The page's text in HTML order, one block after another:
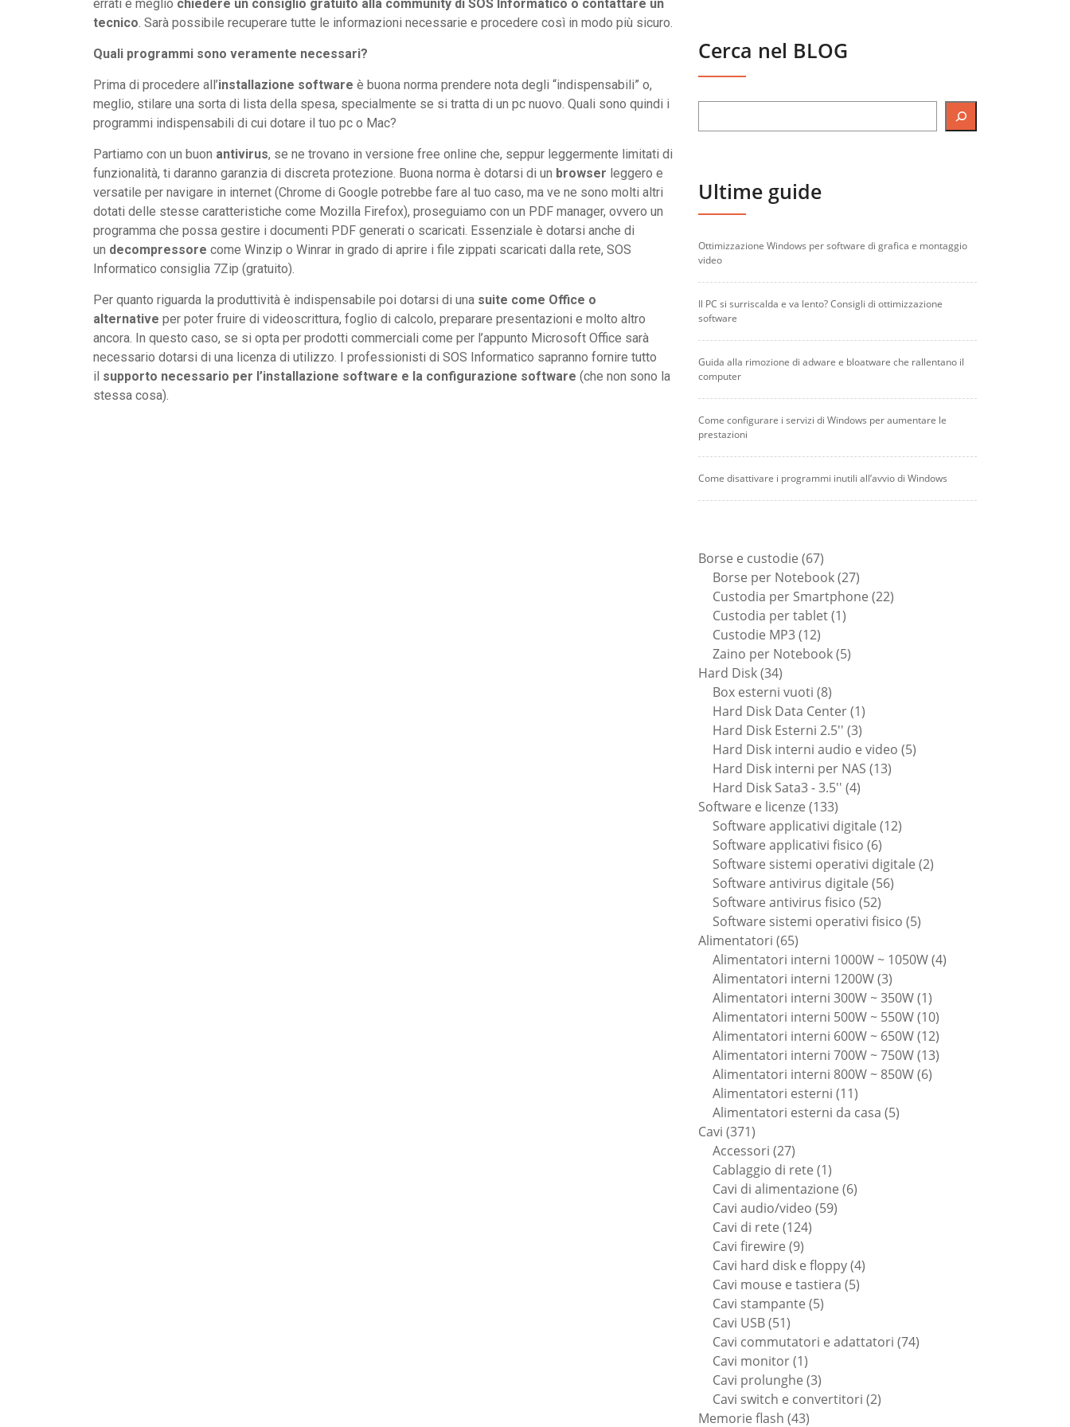
errati è meglio chiedere un consiglio gratuito alla community di SOS Informatico o contattare un
tecnico. Sarà possibile recuperare tutte le informazioni necessarie e procedere così in modo più sicuro.
Quali programmi sono veramente necessari?
Prima di procedere all’installazione software è buona norma prendere nota degli “indispensabili” o,
meglio, stilare una sorta di lista della spesa, specialmente se si tratta di un pc nuovo. Quali sono quindi i
programmi indispensabili di cui dotare il tuo pc o Mac?
Partiamo con un buon antivirus, se ne trovano in versione free online che, seppur leggermente limitati di
funzionalità, ti daranno garanzia di discreta protezione. Buona norma è dotarsi di un browser leggero e
versatile per navigare in internet (Chrome di Google potrebbe fare al tuo caso, ma ve ne sono molti altri
dotati delle stesse caratteristiche come Mozilla Firefox), proseguiamo con un PDF manager, ovvero un
programma che possa gestire i documenti PDF generati o scaricati. Essenziale è dotarsi anche di
un decompressore come Winzip o Winrar in grado di aprire i file zippati scaricati dalla rete, SOS
Informatico consiglia 7Zip (gratuito).
Per quanto riguarda la produttività è indispensabile poi dotarsi di una suite come Office o
alternative per poter fruire di videoscrittura, foglio di calcolo, preparare presentazioni e molto altro
ancora. In questo caso, se si opta per prodotti commerciali come per l’appunto Microsoft Office sarà
necessario dotarsi di una licenza di utilizzo. I professionisti di SOS Informatico sapranno fornire tutto
il supporto necessario per l’installazione software e la configurazione software (che non sono la
stessa cosa).
Cerca nel BLOG
Ultime guide
Ottimizzazione Windows per software di grafica e montaggio
video
Il PC si surriscalda e va lento? Consigli di ottimizzazione
software
Guida alla rimozione di adware e bloatware che rallentano il
computer
Come configurare i servizi di Windows per aumentare le
prestazioni
Come disattivare i programmi inutili all’avvio di Windows
Borse e custodie 6767
prodotti
Borse per Notebook 2727
prodotti
Custodia per Smartphone 2222
Custodia per tablet 11
Custodie MP3 1212
prodotti
Zaino per Notebook 55
Hard Disk 3434
prodotti
Box esterni vuoti 88
prodotti
Hard Disk Data Center 11
prodotto
Hard Disk Esterni 2.5'' 33
prodotti
Hard Disk interni audio e video 55
Hard Disk interni per NAS 1313
Hard Disk Sata3 - 3.5'' 44
Software e licenze 133133
prodotti
Software applicativi digitale 1212
Software applicativi fisico 66
prodotti
Software sistemi operativi digitale 22
Software antivirus digitale 5656
Software antivirus fisico 5252
prodotti
Software sistemi operativi fisico 55
Alimentatori 6565
prodotti
Alimentatori interni 1000W ~ 1050W 44
Alimentatori interni 1200W 33
prodotti
Alimentatori interni 300W ~ 350W 11
prodotto
Alimentatori interni 500W ~ 550W 1010
prodotti
Alimentatori interni 600W ~ 650W 1212
prodotti
Alimentatori interni 700W ~ 750W 1313
Alimentatori interni 800W ~ 850W 66
Alimentatori esterni 1111
prodotti
Alimentatori esterni da casa 55
Cavi 371371
prodotti
Accessori 2727
prodotti
Cablaggio di rete 11
prodotto
Cavi di alimentazione 66
Cavi audio/video 5959
Cavi di rete 124124
Cavi firewire 99
prodotti
Cavi hard disk e floppy 44
Cavi mouse e tastiera 55
Cavi stampante 55
Cavi USB 5151
prodotti
Cavi commutatori e adattatori 7474
Cavi monitor 11
prodotto
Cavi prolunghe 33
prodotti
Cavi switch e convertitori 22
Memorie flash 4343